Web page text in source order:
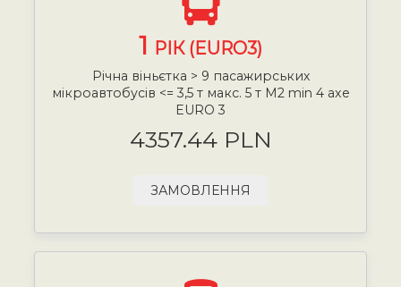
1 РІК (EURO3)
Річна віньєтка > 9 пасажирських
мікроавтобусів <= 3,5 т макс. 5 т М2 min 4 axe
EURO 3
4357.44 PLN
ЗАМОВЛЕННЯ